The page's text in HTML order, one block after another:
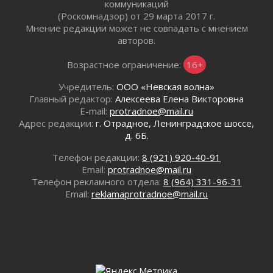
01 августа 2026
Один в поле — не воин
Пик топливного кризиса в регионе прошёл
31 июля 2026
О мужестве, долге и стойкости
31 июля 2026
Ленинградцы — бойцам «Барс-Ленинградец»
31 июля 2026
31 июля 2026
«Корвет» на страже
31 июля 2026
В Шлиссельбурге прошла акция «Белый
коммуникаций
(Роскомнадзор) от 29 марта 2017 г.
Мнение редакции может не совпадать с мнением
авторов.
Возрастное ограничение: 16+
Учредитель: ООО «Невская волна»
Главный редактор: Алексеева Елена Викторовна
E-mail: protradnoe@mail.ru
Адрес редакции: г. Отрадное, Ленинградское шоссе,
д. 6Б.
Телефон редакции: 8 (921) 920-40-91
Email: protradnoe@mail.ru
Телефон рекламного отдела: 8 (964) 331-96-31
Email: reklamaprotradnoe@mail.ru